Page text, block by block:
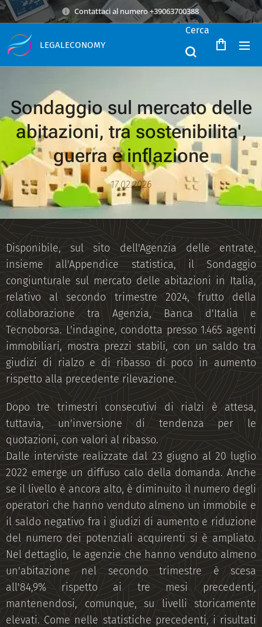
Contattaci al numero +39063700388
LEGALECONOMY
Cerca
Sondaggio sul mercato delle
abitazioni, tra sostenibilita',
guerra e inflazione
17.02.2026
Disponibile, sul sito dell'Agenzia delle entrate,
insieme all'Appendice statistica, il Sondaggio
congiunturale sul mercato delle abitazioni in Italia,
relativo al secondo trimestre 2024, frutto della
collaborazione tra Agenzia, Banca d'Italia e
Tecnoborsa. L'indagine, condotta presso 1.465 agenti
immobiliari, mostra prezzi stabili, con un saldo tra
giudizi di rialzo e di ribasso di poco in aumento
rispetto alla precedente rilevazione.
Dopo tre trimestri consecutivi di rialzi è attesa,
tuttavia, un'inversione di tendenza per le
quotazioni, con valori al ribasso.
Dalle interviste realizzate dal 23 giugno al 20 luglio
2022 emerge un diffuso calo della domanda. Anche
se il livello è ancora alto, è diminuito il numero degli
operatori che hanno venduto almeno un immobile e
il saldo negativo fra i giudizi di aumento e riduzione
del numero dei potenziali acquirenti si è ampliato.
Nel dettaglio, le agenzie che hanno venduto almeno
un'abitazione nel secondo trimestre è scesa
all'84,9% rispetto ai tre mesi precedenti,
mantenendosi, comunque, su livelli storicamente
elevati. Come nelle statistiche precedenti, i risultati